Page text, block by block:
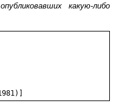
какую-либо